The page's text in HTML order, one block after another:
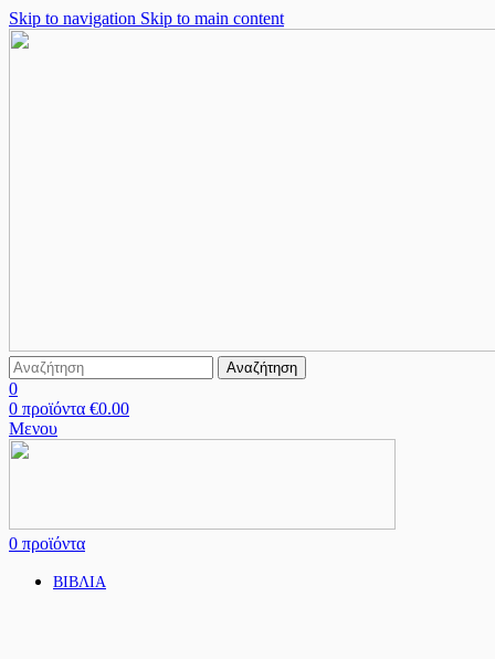
Skip to navigation Skip to main content
Αναζήτηση
0
0 προϊόντα €0.00
Μενου
0 προϊόντα
ΒΙΒΛΙΑ